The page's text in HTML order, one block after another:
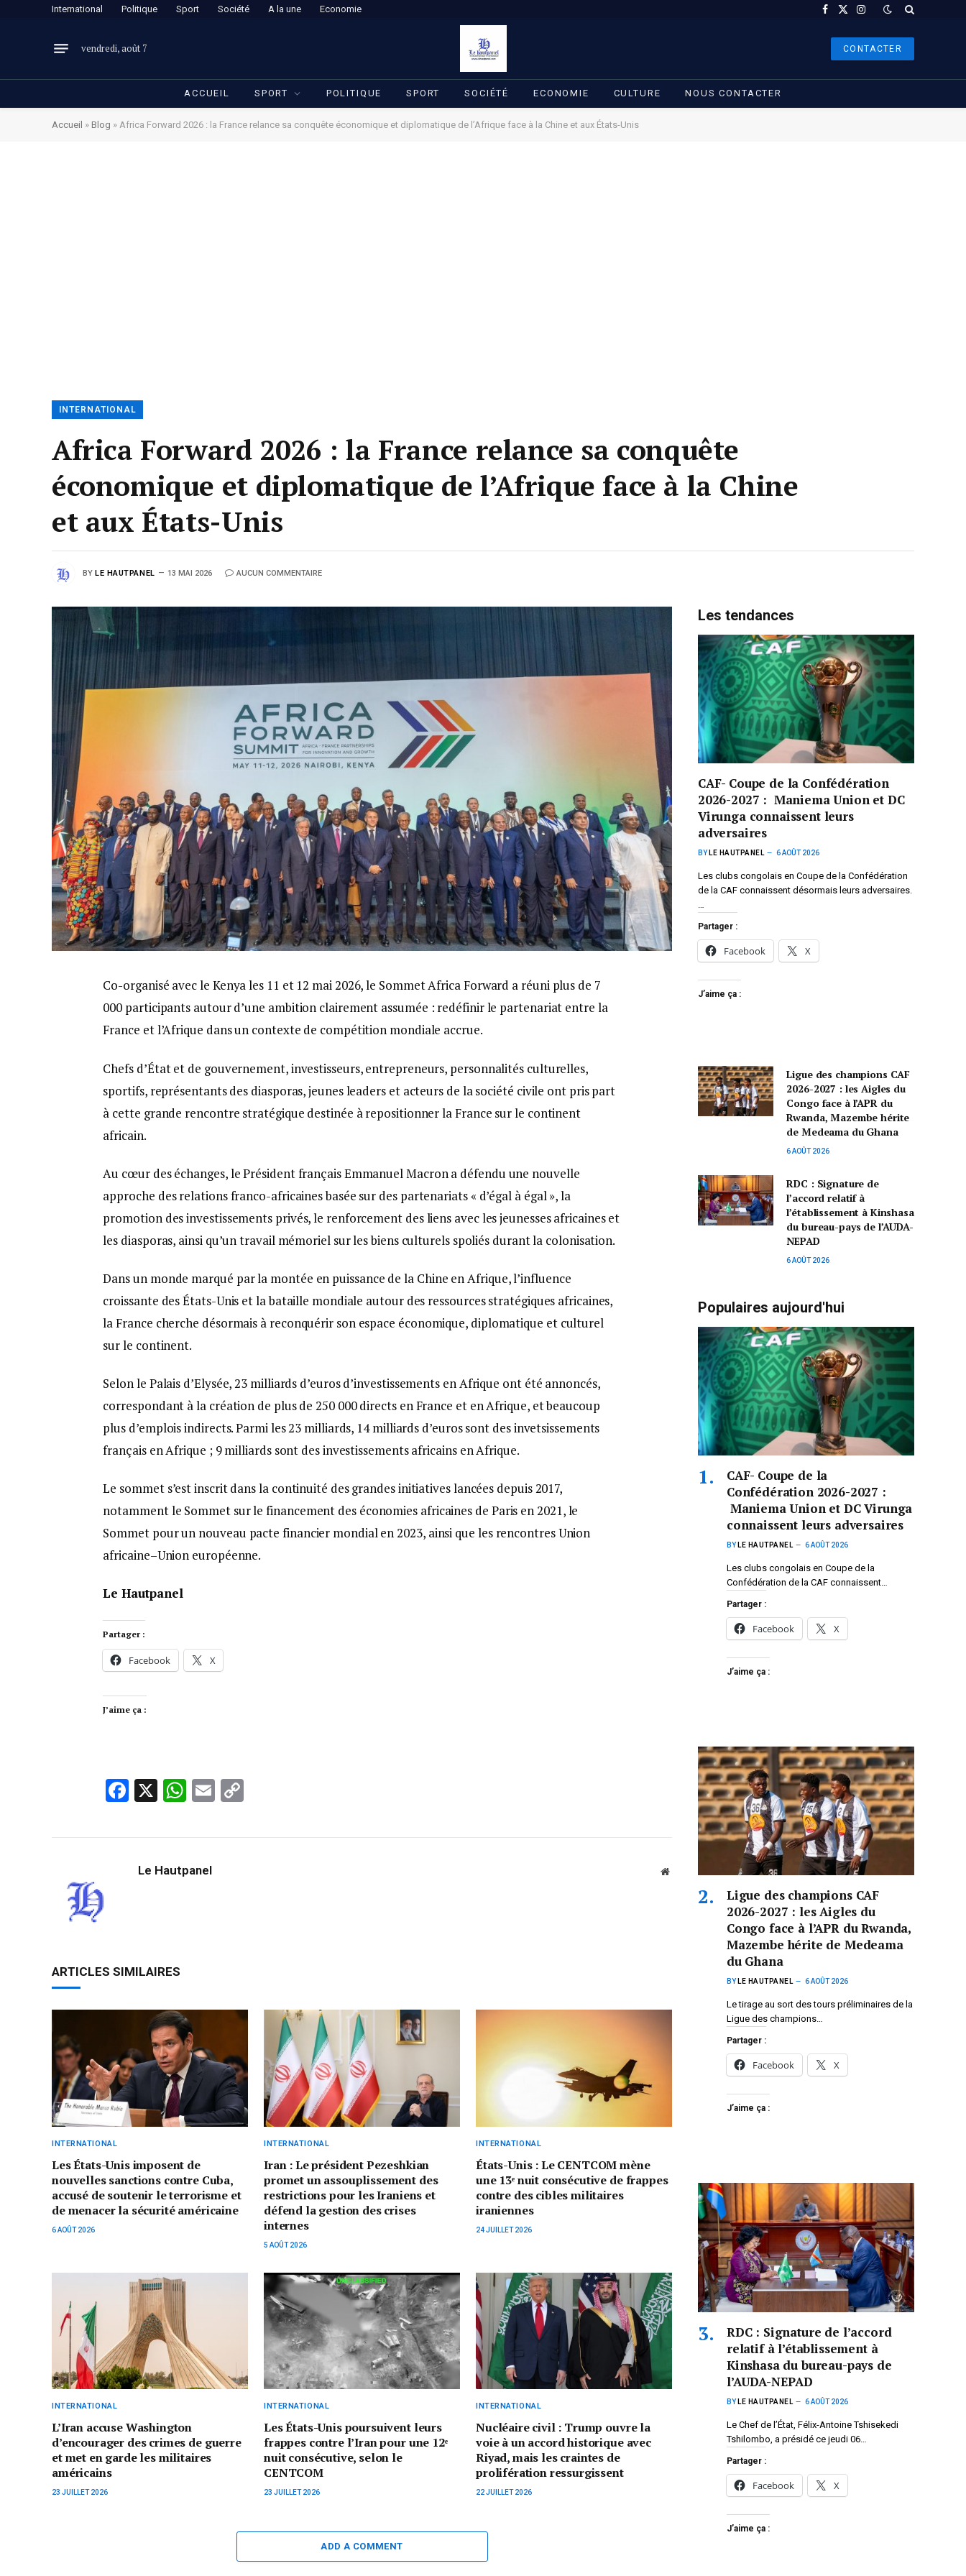
International Politique Sport Société A la une Economie Facebook
X
Instagram
vendredi, août 7 CONTACTER
ACCUEIL SPORT POLITIQUE SPORT SOCIÉTÉ ECONOMIE CULTURE NOUS CONTACTER
Accueil » Blog » Africa Forward 2026 : la France relance sa conquête économique et diplomatique de l’Afrique face à la Chine et aux États-Unis
INTERNATIONAL
Africa Forward 2026 : la France relance sa conquête
économique et diplomatique de l’Afrique face à la Chine
et aux États-Unis
BY LE HAUTPANEL 13 MAI 2026 AUCUN COMMENTAIRE
Co-organisé avec le Kenya les 11 et 12 mai 2026, le Sommet Africa Forward a réuni plus de 7
000 participants autour d’une ambition clairement assumée : redéfinir le partenariat entre la
France et l’Afrique dans un contexte de compétition mondiale accrue.
Chefs d’État et de gouvernement, investisseurs, entrepreneurs, personnalités culturelles,
sportifs, représentants des diasporas, jeunes leaders et acteurs de la société civile ont pris part
à cette grande rencontre stratégique destinée à repositionner la France sur le continent
africain.
Au cœur des échanges, le Président français Emmanuel Macron a défendu une nouvelle
approche des relations franco-africaines basée sur des partenariats « d’égal à égal », la
promotion des investissements privés, le renforcement des liens avec les jeunesses africaines et
les diasporas, ainsi qu’un travail mémoriel sur les biens culturels spoliés durant la colonisation.
Dans un monde marqué par la montée en puissance de la Chine en Afrique, l’influence
croissante des États-Unis et la bataille mondiale autour des ressources stratégiques africaines,
la France cherche désormais à reconquérir son espace économique, diplomatique et culturel
sur le continent.
Selon le Palais d’Elysée, 23 milliards d’euros d’investissements en Afrique ont été annoncés,
correspondant à la création de plus de 250 000 directs en France et en Afrique, et beaucoup
plus d’emplois indirects. Parmi les 23 milliards, 14 milliards d’euros sont des invetsissements
français en Afrique ; 9 milliards sont des investissements africains en Afrique.
Le sommet s’est inscrit dans la continuité des grandes initiatives lancées depuis 2017,
notamment le Sommet sur le financement des économies africaines de Paris en 2021, le
Sommet pour un nouveau pacte financier mondial en 2023, ainsi que les rencontres Union
africaine–Union européenne.
Le Hautpanel
Partager :
Facebook X
J’aime ça :
Facebook
X WhatsApp
Email
Le Hautpanel Website
ARTICLES SIMILAIRES
INTERNATIONAL
Les États-Unis imposent de
nouvelles sanctions contre Cuba,
accusé de soutenir le terrorisme et
de menacer la sécurité américaine
6 AOÛT 2026
INTERNATIONAL
Iran : Le président Pezeshkian
promet un assouplissement des
restrictions pour les Iraniens et
défend la gestion des crises
internes
5 AOÛT 2026
INTERNATIONAL
États-Unis : Le CENTCOM mène
une 13ᵉ nuit consécutive de frappes
contre des cibles militaires
iraniennes
24 JUILLET 2026
INTERNATIONAL
L’Iran accuse Washington
d’encourager des crimes de guerre
et met en garde les militaires
américains
23 JUILLET 2026
INTERNATIONAL
Les États-Unis poursuivent leurs
frappes contre l’Iran pour une 12ᵉ
nuit consécutive, selon le
CENTCOM
23 JUILLET 2026
INTERNATIONAL
Nucléaire civil : Trump ouvre la
voie à un accord historique avec
Riyad, mais les craintes de
prolifération ressurgissent
22 JUILLET 2026
ADD A COMMENT
Les tendances
CAF- Coupe de la Confédération
2026-2027 : Maniema Union et DC
Virunga connaissent leurs
adversaires
BY LE HAUTPANEL 6 AOÛT 2026
Les clubs congolais en Coupe de la Confédération
de la CAF connaissent désormais leurs adversaires.
…
Partager :
Facebook X
J’aime ça :
Ligue des champions CAF
2026-2027 : les Aigles du
Congo face à l’APR du
Rwanda, Mazembe hérite
de Medeama du Ghana
6 AOÛT 2026
RDC : Signature de
l’accord relatif à
l’établissement à Kinshasa
du bureau-pays de l’AUDA-
NEPAD
6 AOÛT 2026
Populaires aujourd'hui
CAF- Coupe de la
Confédération 2026-2027 :
Maniema Union et DC Virunga
connaissent leurs adversaires
BY LE HAUTPANEL 6 AOÛT 2026
Les clubs congolais en Coupe de la
Confédération de la CAF connaissent…
Partager :
Facebook X
J’aime ça :
Ligue des champions CAF
2026-2027 : les Aigles du
Congo face à l’APR du Rwanda,
Mazembe hérite de Medeama
du Ghana
BY LE HAUTPANEL 6 AOÛT 2026
Le tirage au sort des tours préliminaires de la
Ligue des champions…
Partager :
Facebook X
J’aime ça :
RDC : Signature de l’accord
relatif à l’établissement à
Kinshasa du bureau-pays de
l’AUDA-NEPAD
BY LE HAUTPANEL 6 AOÛT 2026
Le Chef de l’État, Félix-Antoine Tshisekedi
Tshilombo, a présidé ce jeudi 06…
Partager :
Facebook X
J’aime ça :